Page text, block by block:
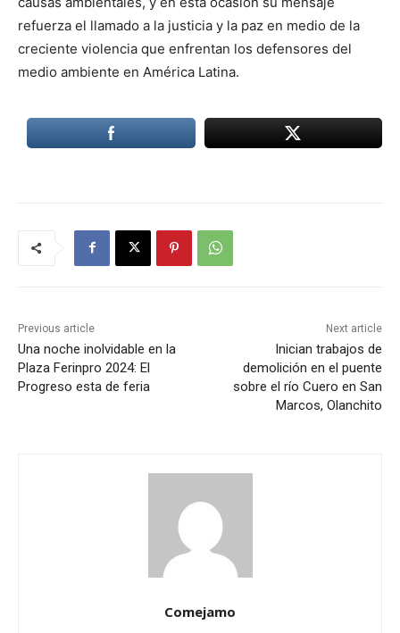
refuerza el llamado a la justicia y la paz en medio de la
creciente violencia que enfrentan los defensores del
medio ambiente en América Latina.
Previous article
Una noche inolvidable en la
Plaza Ferinpro 2024: El
Progreso esta de feria
Next article
Inician trabajos de
demolición en el puente
sobre el río Cuero en San
Marcos, Olanchito
Comejamo